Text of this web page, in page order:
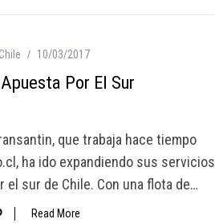
10/03/2017
Por El Sur
que trabaja hace tiempo
ha ido expandiendo sus servicios
el sur de Chile. Con una flota de…
Read More